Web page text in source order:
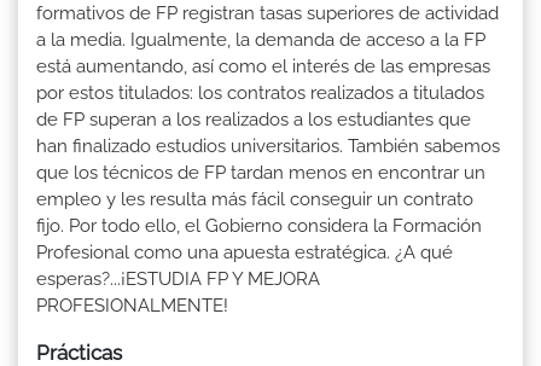
formativos de FP registran tasas superiores de actividad
a la media. Igualmente, la demanda de acceso a la FP
está aumentando, así como el interés de las empresas
por estos titulados: los contratos realizados a titulados
de FP superan a los realizados a los estudiantes que
han finalizado estudios universitarios. También sabemos
que los técnicos de FP tardan menos en encontrar un
empleo y les resulta más fácil conseguir un contrato
fijo. Por todo ello, el Gobierno considera la Formación
Profesional como una apuesta estratégica. ¿A qué
esperas?...¡ESTUDIA FP Y MEJORA
PROFESIONALMENTE!
Prácticas